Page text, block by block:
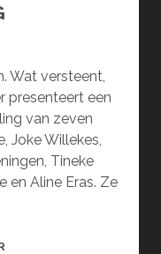
Wat versteent,
presenteert een
van zeven
Joke Willekes,
Tineke
en Aline Eras. Ze